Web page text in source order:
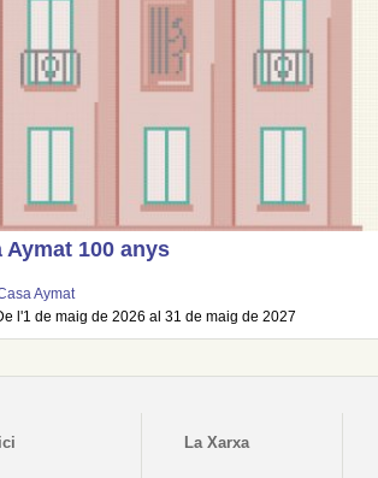
Aymat 100 anys
Aymat
l'1 de maig de 2026 al 31 de maig de 2027
La Xarxa